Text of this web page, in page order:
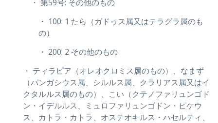
・ 第59号: その他のもの
・ 100: 1 たら（ガドゥス属又はテラグラ属のも
の）
・ 200: 2 その他のもの
・ ティラピア（オレオクロミス属のもの）、なまず
（パンガシウス属、シルルス属、クラリアス属又はイ
クタルルス属のもの）、こい（クテノファリュンゴド
ン・イデルルス、ミュロファリュンゴドン・ピケウ
ス、カトラ・カトラ、オステオキルス・ハセルティ、